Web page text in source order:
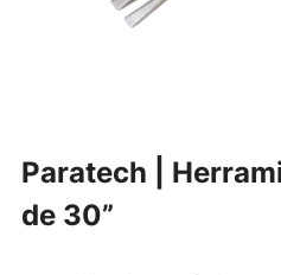
Paratech |
de 30”